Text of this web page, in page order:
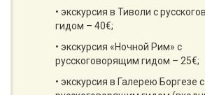
• экскурсия в Тиволи с
гидом – 40€;
• экскурсия «Ночной Рим» с
русскоговорящим гидом – 25€;
• экскурсия в Галерею Боргезе с